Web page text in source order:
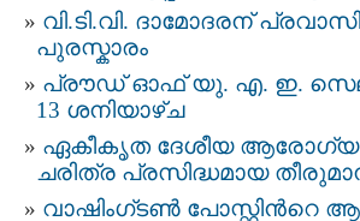
വി.ടി.വി. ദാമോദരന്
പുരസ്കാരം
പ്രൗഡ് ഓഫ് യു. എ. ഇ.
13 ശനിയാഴ്ച
ഏകീകൃത ദേശീയ ആരോഗ്യ
ചരിത്ര പ്രസിദ്ധമായ
വാഷിംഗ്ടൺ